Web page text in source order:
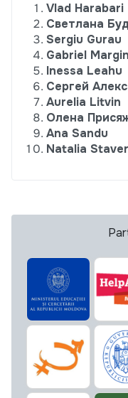
Vlad Harabari
Светлана
Sergiu Gurau
Gabriel
Inessa Leahu
Сергей
Aurelia Litvin
Олена
Ana Sandu
Natalia Staver